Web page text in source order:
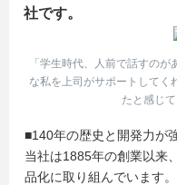
社です。
「学生時代、人前で話すの
な私を上司がサポートしてく
たと感じ
■140年の歴史と開発力が
当社は1885年の創業以来
品化に取り組んでいます